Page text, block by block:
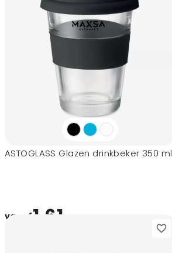
ASTOGLASS Glazen drinkbeker 350 ml
vanaf1,61